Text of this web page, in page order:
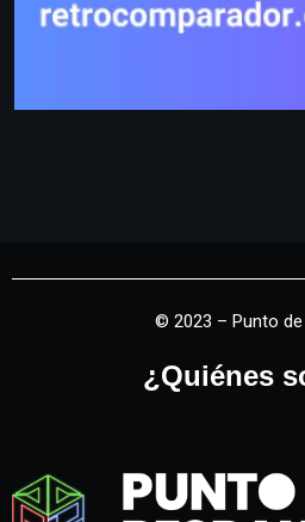
© 2023 – Punto de
¿Quiénes